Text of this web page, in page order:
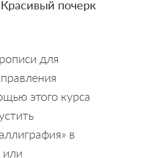
почерк
для
этого курса
в